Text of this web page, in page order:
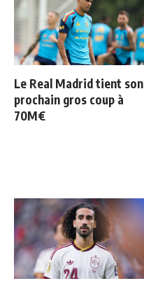
Le Real Madrid tient son
prochain gros coup à
70M€